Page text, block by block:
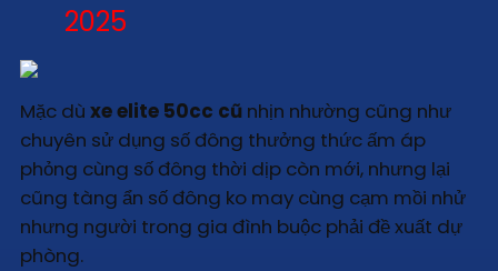
2025
Mặc dù xe elite 50cc cũ nhịn nhường cũng như
chuyên sử dụng số đông thưởng thức ấm áp
phỏng cùng số đông thời dịp còn mới, nhưng lại
cũng tàng ẩn số đông ko may cùng cạm mồi nhử
nhưng người trong gia đình buộc phải đề xuất dự
phòng.